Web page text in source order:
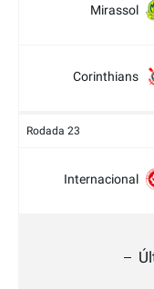
Mirassol
Corinthians
Rodada 23
Internacional